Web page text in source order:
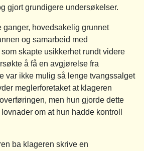
gjort grundigere undersøkelser.
ganger, hovedsakelig grunnet
og samarbeid med
skapte usikkerhet rundt videre
å få en avgjørelse fra
var ikke mulig så lenge tvangssalget
meglerforetaket at klageren
men hun gjorde dette
om at hun hadde kontroll
ba klageren skrive en